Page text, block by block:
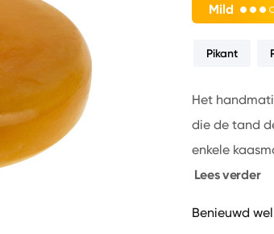
Mild
Pikant
Het
die de tand
enkele
Lees verder
Benieuwd